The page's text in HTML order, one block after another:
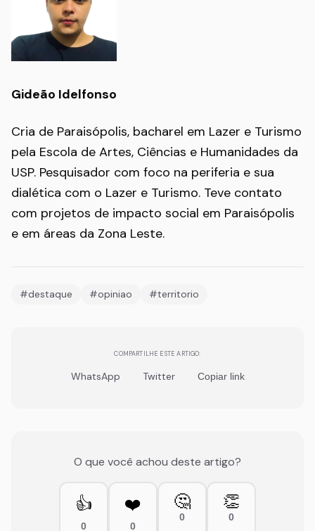
Gideão Idelfonso
Cria de Paraisópolis, bacharel em Lazer e Turismo
pela Escola de Artes, Ciências e Humanidades da
USP. Pesquisador com foco na periferia e sua
dialética com o Lazer e Turismo. Teve contato
com projetos de impacto social em Paraisópolis
e em áreas da Zona Leste.
#destaque #opiniao #territorio
COMPARTILHE ESTE ARTIGO:
WhatsApp Twitter Copiar link
O que você achou deste artigo?
👍
0
❤️
0
🤔
0
👏
0